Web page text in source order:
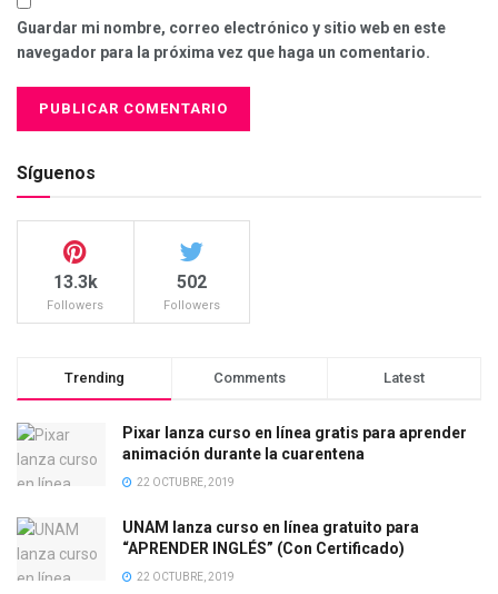
Guardar mi nombre, correo electrónico y sitio web en este
navegador para la próxima vez que haga un comentario.
Síguenos
13.3k
Followers
502
Followers
Trending Comments Latest
Pixar lanza curso en línea gratis para aprender
animación durante la cuarentena
22 OCTUBRE, 2019
UNAM lanza curso en línea gratuito para
“APRENDER INGLÉS” (Con Certificado)
22 OCTUBRE, 2019